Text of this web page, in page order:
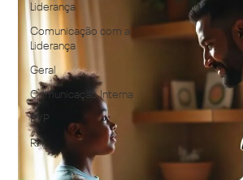
Liderança
Comunicação com a
Liderança
Geral
Comunicação Interna
EVP
RH